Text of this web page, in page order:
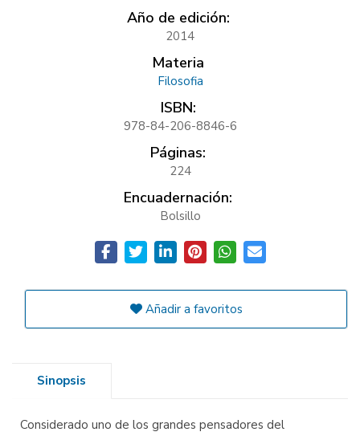
Año de edición:
2014
Materia
Filosofia
ISBN:
978-84-206-8846-6
Páginas:
224
Encuadernación:
Bolsillo
Añadir a favoritos
Sinopsis
Considerado uno de los grandes pensadores del